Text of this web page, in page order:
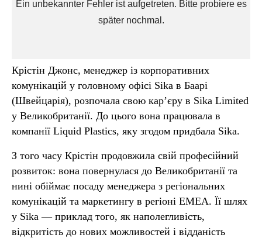
Крістін Джонс, менеджер із корпоративних
комунікацій у головному офісі Sika в Баарі
(Швейцарія), розпочала свою кар’єру в Sika Limited
у Великобританії. До цього вона працювала в
компанії Liquid Plastics, яку згодом придбала Sika.
З того часу Крістін продовжила свій професійний
розвиток: вона повернулася до Великобританії та
нині обіймає посаду менеджера з регіональних
комунікацій та маркетингу в регіоні EMEA. Її шлях
у Sika — приклад того, як наполегливість,
відкритість до нових можливостей і відданість